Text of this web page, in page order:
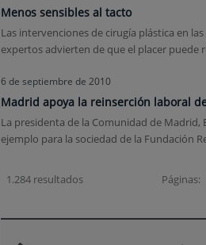
Menos sensibles al tacto
Las intervenciones de cirugía plástica en
expertos advierten de que el placer puede
6 de septiembre de 2010
Madrid apoya la reinserción laboral
La presidenta de la Comunidad de Madrid,
ejemplo para la sociedad de la Fundación
1.284 resultados Páginas: